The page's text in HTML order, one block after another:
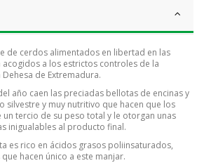
de cerdos alimentados en libertad en las
acogidos a los estrictos controles de la
de Extremadura.
año caen las preciadas bellotas de encinas y
silvestre y muy nutritivo que hacen que los
tercio de su peso total y le otorgan unas
inigualables al producto final.
es rico en ácidos grasos poliinsaturados,
hacen único a este manjar.